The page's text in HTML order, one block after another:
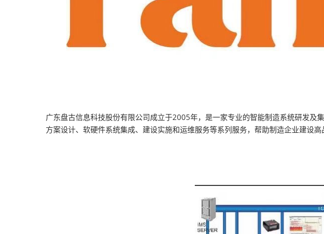
广东盘古信息科技股份有限公司成立于2005年，是一家专业的智能制造系统研发及
方案设计、软硬件系统集成、建设实施和运维服务等系列服务，帮助制造企业建设